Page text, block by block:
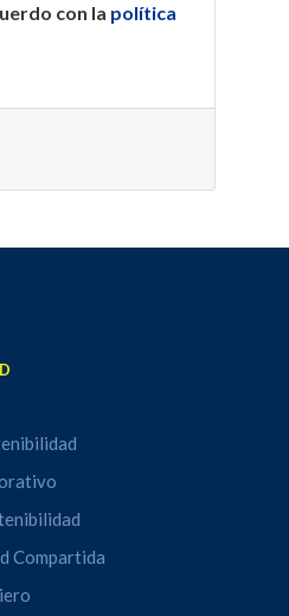
con la política
Compartida